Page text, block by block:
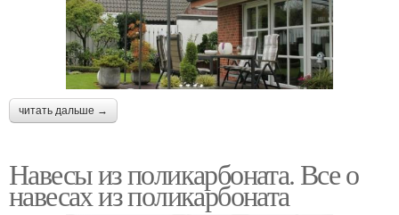
читать дальше →
Навесы из поликарбоната. Все о
навесах из поликарбоната